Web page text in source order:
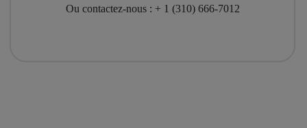
Ou contactez-nous : + 1 (310) 666-7012